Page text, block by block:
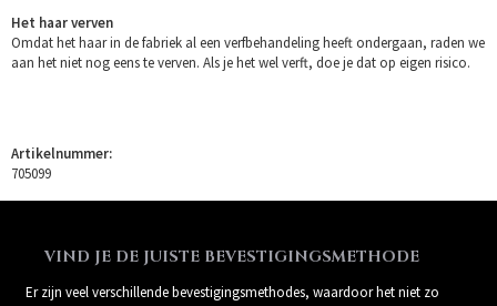
Het haar verven
Omdat het haar in de fabriek al een verfbehandeling heeft ondergaan, raden we
aan het niet nog eens te verven. Als je het wel verft, doe je dat op eigen risico.
Artikelnummer:
705099
VIND JE DE JUISTE BEVESTIGINGSMETHODE
Er zijn veel verschillende bevestigingsmethodes, waardoor het niet zo